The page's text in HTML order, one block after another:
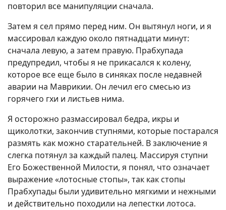
повторил все манипуляции сначала.
Затем я сел прямо перед ним. Он вытянул ноги, и я
массировал каждую около пятнадцати минут:
сначала левую, а затем правую. Прабхупада
предупредил, чтобы я не прикасался к колену,
которое все еще было в синяках после недавней
аварии на Маврикии. Он лечил его смесью из
горячего гхи и листьев нима.
Я осторожно размассировал бедра, икры и
щиколотки, закончив ступнями, которые постарался
размять как можно старательней. В заключение я
слегка потянул за каждый палец. Массируя ступни
Его Божественной Милости, я понял, что означает
выражение «лотосные стопы», так как стопы
Прабхупады были удивительно мягкими и нежными
и действительно походили на лепестки лотоса.